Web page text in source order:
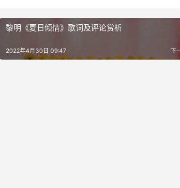
黎明《夏日倾情》歌词及评论赏析
下
2022年4月30日 09:47